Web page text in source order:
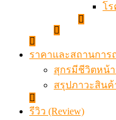
โร
ราคาและสถานการณ์
สุกรมีชีวิตหน้
สรุปภาวะสินค้
รีวิว (Review)